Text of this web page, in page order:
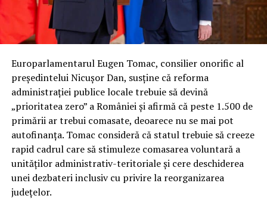
Europarlamentarul Eugen Tomac, consilier onorific al
președintelui Nicușor Dan, susține că reforma
administrației publice locale trebuie să devină
„prioritatea zero” a României și afirmă că peste 1.500 de
primării ar trebui comasate, deoarece nu se mai pot
autofinanța. Tomac consideră că statul trebuie să creeze
rapid cadrul care să stimuleze comasarea voluntară a
unităților administrativ-teritoriale și cere deschiderea
unei dezbateri inclusiv cu privire la reorganizarea
județelor.